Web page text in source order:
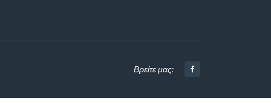
Βρείτε μας: